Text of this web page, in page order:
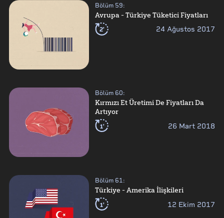
Bölüm 59:
Avrupa - Türkiye Tüketici Fiyatları
2' 24 Ağustos 2017
Bölüm 60:
Kırmızı Et Üretimi De Fiyatları Da
Artıyor
1' 26 Mart 2018
Bölüm 61:
Türkiye - Amerika İlişkileri
1' 12 Ekim 2017